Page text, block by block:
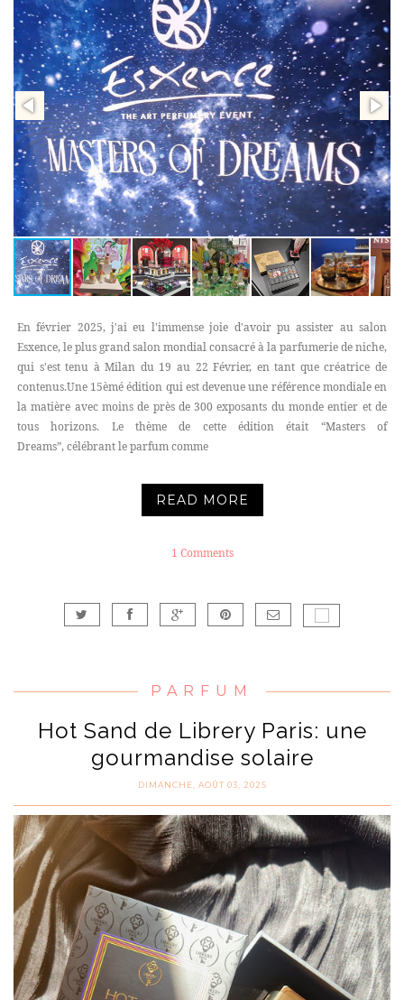
En février 2025, j'ai eu l'immense joie d'avoir pu assister au salon
Esxence, le plus grand salon mondial consacré à la parfumerie de niche,
qui s'est tenu à Milan du 19 au 22 Février, en tant que créatrice de
contenus.Une 15èmé édition qui est devenue une référence mondiale en
la matière avec moins de près de 300 exposants du monde entier et de
tous horizons. Le thème de cette édition était “Masters of
Dreams”, célébrant le parfum comme
READ MORE
1 Comments
PARFUM
Hot Sand de Librery Paris: une
gourmandise solaire
DIMANCHE, AOÛT 03, 2025